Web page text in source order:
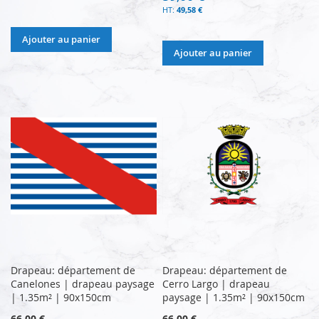
Ajouter au panier
49,58 €
Ajouter au panier
Drapeau: département de
Canelones | drapeau paysage
| 1.35m² | 90x150cm
Drapeau: département de
Cerro Largo | drapeau
paysage | 1.35m² | 90x150cm